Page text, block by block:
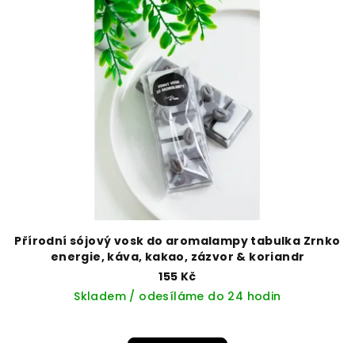
Přírodní sójový vosk do aromalampy tabulka Zrnko
energie, káva, kakao, zázvor & koriandr
155 Kč
Skladem / odesíláme do 24 hodin